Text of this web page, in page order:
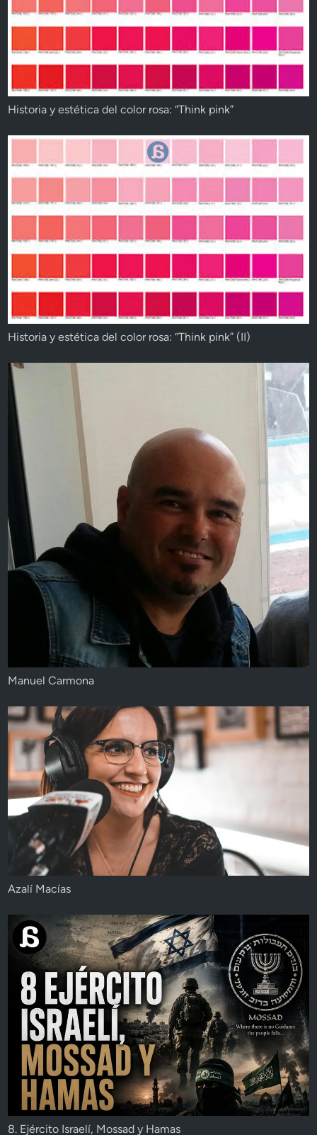
Historia y estética del color rosa: “Think pink”
Historia y estética del color rosa: “Think pink” (II)
Manuel Carmona
Azalí Macías
8. Ejército Israelí, Mossad y Hamas